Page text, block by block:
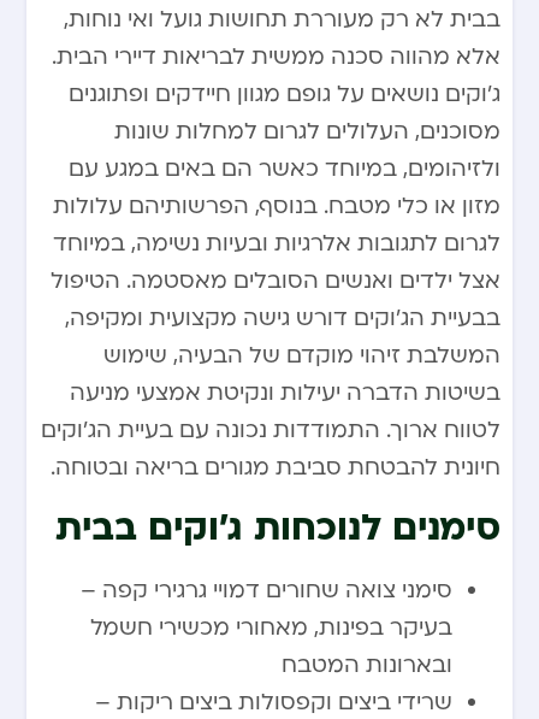
בבית לא רק מעוררת תחושות גועל ואי נוחות,
אלא מהווה סכנה ממשית לבריאות דיירי הבית.
ג’וקים נושאים על גופם מגוון חיידקים ופתוגנים
מסוכנים, העלולים לגרום למחלות שונות
ולזיהומים, במיוחד כאשר הם באים במגע עם
מזון או כלי מטבח. בנוסף, הפרשותיהם עלולות
לגרום לתגובות אלרגיות ובעיות נשימה, במיוחד
אצל ילדים ואנשים הסובלים מאסטמה. הטיפול
בבעיית הג’וקים דורש גישה מקצועית ומקיפה,
המשלבת זיהוי מוקדם של הבעיה, שימוש
בשיטות הדברה יעילות ונקיטת אמצעי מניעה
לטווח ארוך. התמודדות נכונה עם בעיית הג’וקים
חיונית להבטחת סביבת מגורים בריאה ובטוחה.
סימנים לנוכחות ג’וקים בבית
סימני צואה שחורים דמויי גרגירי קפה –
בעיקר בפינות, מאחורי מכשירי חשמל
ובארונות המטבח
שרידי ביצים וקפסולות ביצים ריקות –